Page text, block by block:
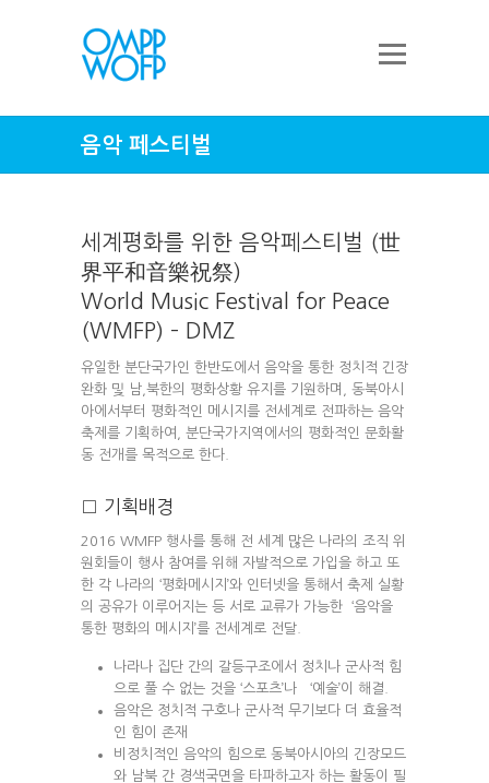
음악 페스티벌
세계평화를 위한 음악페스티벌 (世
界平和音樂祝祭)
World Music Festival for Peace
(WMFP) – DMZ
유일한 분단국가인 한반도에서 음악을 통한 정치적 긴장
완화 및 남,북한의 평화상황 유지를 기원하며, 동북아시
아에서부터 평화적인 메시지를 전세계로 전파하는 음악
축제를 기획하여, 분단국가지역에서의 평화적인 문화활
동 전개를 목적으로 한다.
□ 기획배경
2016 WMFP 행사를 통해 전 세계 많은 나라의 조직 위
원회들이 행사 참여를 위해 자발적으로 가입을 하고 또
한 각 나라의 ‘평화메시지’와 인터넷을 통해서 축제 실황
의 공유가 이루어지는 등 서로 교류가 가능한 ‘음악을
통한 평화의 메시지’를 전세계로 전달.
나라나 집단 간의 갈등구조에서 정치나 군사적 힘
으로 풀 수 없는 것을 ‘스포츠’나 ‘예술’이 해결.
음악은 정치적 구호나 군사적 무기보다 더 효율적
인 힘이 존재
비정치적인 음악의 힘으로 동북아시아의 긴장모드
와 남북 간 경색국면을 타파하고자 하는 활동이 필